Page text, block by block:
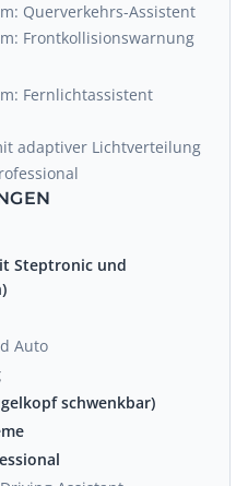
Querverkehrs-Assistent
Frontkollisionswarnung
Fernlichtassistent
adaptiver Lichtverteilung
Steptronic und
Auto
schwenkbar)